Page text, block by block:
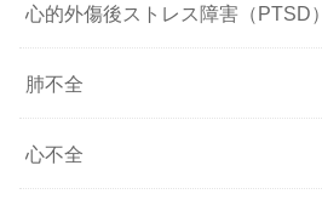
心的外傷後ストレス障害（PTSD）
肺不全
心不全